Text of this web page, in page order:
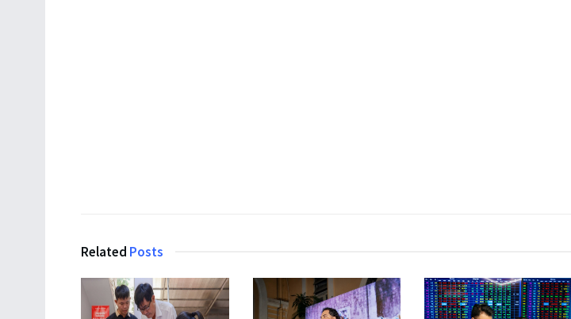
Related Posts